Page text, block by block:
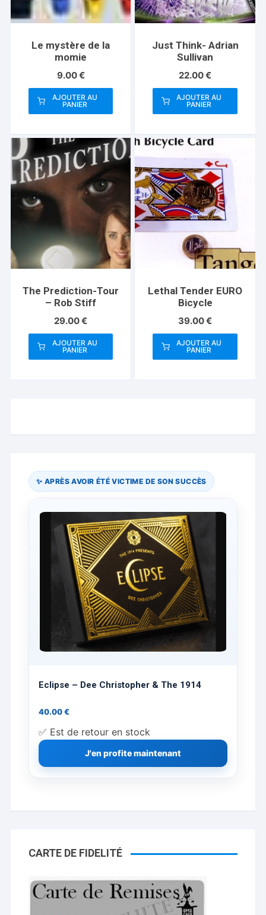
Le mystère de la
momie
9.00€
AJOUTER AU
PANIER
Just Think- Adrian
Sullivan
22.00€
AJOUTER AU
PANIER
The Prediction-Tour
– Rob Stiff
29.00€
AJOUTER AU
PANIER
Lethal Tender EURO
Bicycle
39.00€
AJOUTER AU
PANIER
✨ APRÈS AVOIR ÉTÉ VICTIME DE SON SUCCÈS
Eclipse – Dee Christopher & The 1914
40.00€
✅ Est de retour en stock
J'en profite maintenant
CARTE DE FIDELITÉ